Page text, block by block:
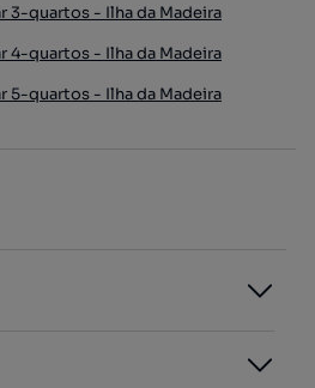
3-quartos - Ilha da Madeira
4-quartos - Ilha da Madeira
5-quartos - Ilha da Madeira